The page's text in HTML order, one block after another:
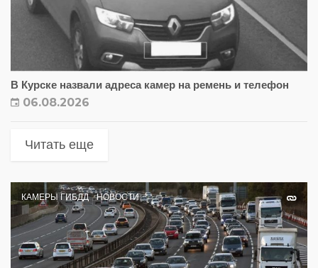
В Курске назвали адреса камер на ремень и телефон
06.08.2026
Читать еще
КАМЕРЫ ГИБДД НОВОСТИ